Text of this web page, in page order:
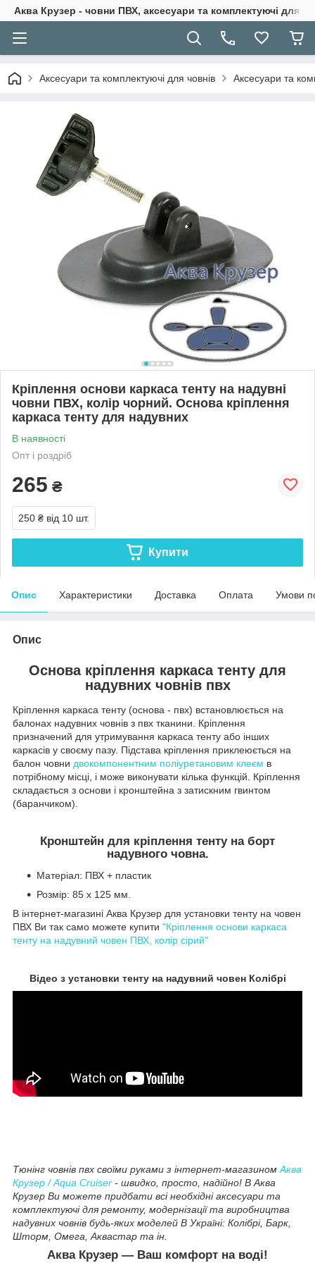
Аква Крузер - човни ПВХ, аксесуари та комплектуючі для
Аксесуари та комплектуючі для човнів Аксесуари та
Кріплення основи каркаса тенту на надувні
човни ПВХ, колір чорний. Основа кріплення
каркаса тенту для надувних
В наявності
Опт і роздріб
265 ₴
250 ₴ від 10 шт.
Купити
Опис Характеристики Доставка Оплата Умови
Опис
Основа кріплення каркаса тенту для
надувних човнів пвх
Кріплення каркаса тенту (основа - пвх) встановлюється на
балонах надувних човнів з пвх тканини. Кріплення
призначений для утримування каркаса тенту або інших
каркасів у своєму пазу. Підстава кріплення приклеюється на
балон човни двокомпонентним поліуретановим клеєм в
потрібному місці, і може виконувати кілька функцій. Кріплення
складається з основи і кронштейна з затискним гвинтом
(баранчиком).
Кронштейн для кріплення тенту на борт
надувного човна.
Матеріал: ПВХ + пластик
Розмір: 85 х 125 мм.
В інтернет-магазині Аква Крузер для установки тенту на човен
ПВХ Ви так само можете купити "Кріплення основи каркаса
тенту на надувний човен ПВХ, колір сірий"
Відео з установки тенту на надувний човен Колібрі
Тюнінг човнів пвх своїми руками з інтернет-магазиномАква
Крузер / Aqua Cruiser - швидко, просто, надійно! В Аква
Крузер Ви можете придбати всі необхідні аксесуари та
комплектуючі для ремонту, модернізації та виробництва
надувних човнів будь-яких моделей В Україні: Колібрі, Барк,
Шторм, Омега, Аквастар та ін.
Аква Крузер ― Ваш комфорт на воді!